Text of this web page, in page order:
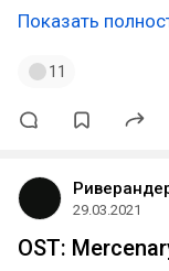
Показать
11
29.03.2021
OST: